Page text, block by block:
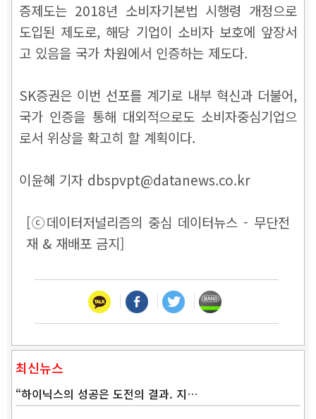
증제도는 2018년 소비자기본법 시행령 개정으로
도입된 제도로, 해당 기업이 소비자 보호에 앞장서
고 있음을 국가 차원에서 인증하는 제도다.
SK증권은 이번 선포를 계기로 내부 혁신과 더불어,
국가 인증을 통해 대외적으로도 소비자중심기업으
로서 위상을 확고히 할 계획이다.
이윤혜 기자 dbspvpt@datanews.co.kr
[ⓒ데이터저널리즘의 중심 데이터뉴스 - 무단전
재 & 재배포 금지]
최신뉴스
“하이닉스의 성공은 도전의 결과. 지…